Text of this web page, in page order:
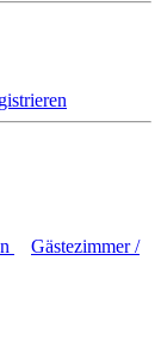
Gästezimmer /